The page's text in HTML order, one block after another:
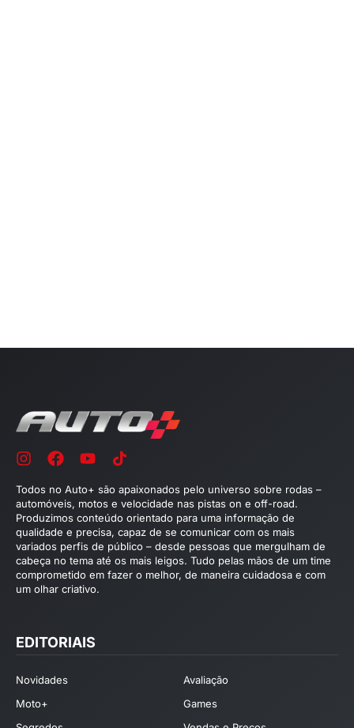
Todos no Auto+ são apaixonados pelo universo sobre rodas –
automóveis, motos e velocidade nas pistas on e off-road.
Produzimos conteúdo orientado para uma informação de
qualidade e precisa, capaz de se comunicar com os mais
variados perfis de público – desde pessoas que mergulham de
cabeça no tema até os mais leigos. Tudo pelas mãos de um time
comprometido em fazer o melhor, de maneira cuidadosa e com
um olhar criativo.
EDITORIAIS
Novidades
Avaliação
Moto+
Games